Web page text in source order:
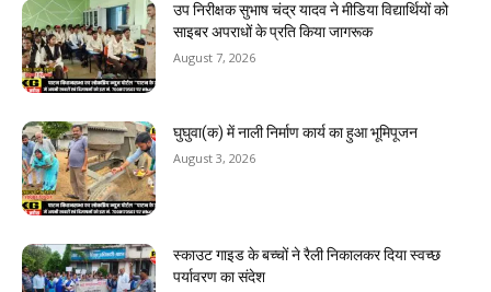
उप निरीक्षक सुभाष चंद्र यादव ने मीडिया विद्यार्थियों को
साइबर अपराधों के प्रति किया जागरूक
August 7, 2026
घुघुवा(क) में नाली निर्माण कार्य का हुआ भूमिपूजन
August 3, 2026
स्काउट गाइड के बच्चों ने रैली निकालकर दिया स्वच्छ
पर्यावरण का संदेश